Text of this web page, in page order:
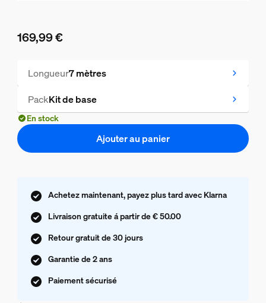
169,99 €
Longueur7 mètres
PackKit de base
En stock
Ajouter au panier
Achetez maintenant, payez plus tard avec Klarna
Livraison gratuite á partir de € 50.00
Retour gratuit de 30 jours
Garantie de 2 ans
Paiement sécurisé